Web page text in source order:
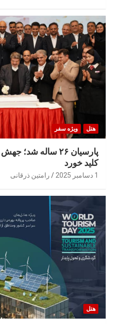
هتل ویژه سفر
پارسیان ۲۶ ساله
کلید خورد
1 دسامبر 2025 رامتین ذرقانی
هتل